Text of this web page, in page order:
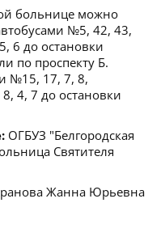
больнице можно
№5, 42, 43,
6 до остановки
по проспекту Б.
№15, 17, 7, 8,
4, 7 до остановки
ОГБУЗ "Белгородская
Святителя
Жанна Юрьевна